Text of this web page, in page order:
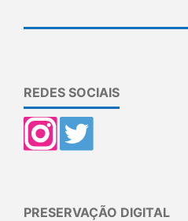
REDES SOCIAIS
PRESERVAÇÃO DIGITAL